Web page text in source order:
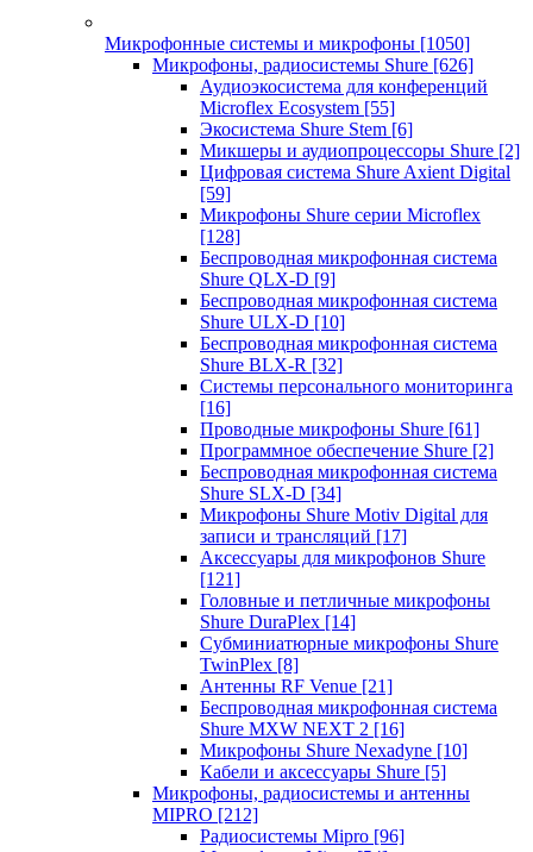
Микрофонные системы и микрофоны [1050]
Микрофоны, радиосистемы Shure [626]
Аудиоэкосистема для конференций
Microflex Ecosystem [55]
Экосистема Shure Stem [6]
Микшеры и аудиопроцессоры Shure [2]
Цифровая система Shure Axient Digital
[59]
Микрофоны Shure серии Microflex
[128]
Беспроводная микрофонная система
Shure QLX-D [9]
Беспроводная микрофонная система
Shure ULX-D [10]
Беспроводная микрофонная система
Shure BLX-R [32]
Системы персонального мониторинга
[16]
Проводные микрофоны Shure [61]
Программное обеспечение Shure [2]
Беспроводная микрофонная система
Shure SLX-D [34]
Микрофоны Shure Motiv Digital для
записи и трансляций [17]
Аксессуары для микрофонов Shure
[121]
Головные и петличные микрофоны
Shure DuraPlex [14]
Субминиатюрные микрофоны Shure
TwinPlex [8]
Антенны RF Venue [21]
Беспроводная микрофонная система
Shure MXW NEXT 2 [16]
Микрофоны Shure Nexadyne [10]
Кабели и аксессуары Shure [5]
Микрофоны, радиосистемы и антенны
MIPRO [212]
Радиосистемы Mipro [96]